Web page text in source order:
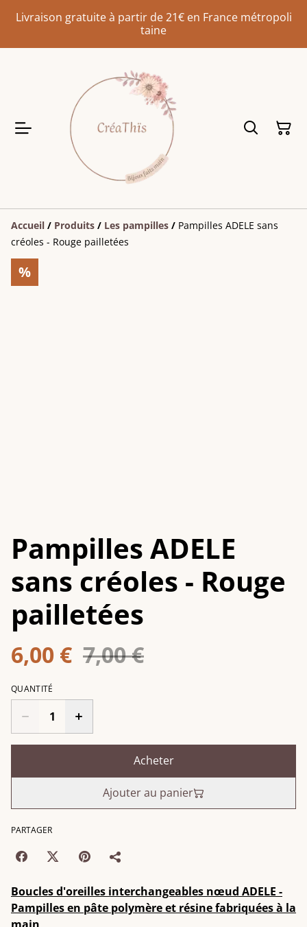
Livraison gratuite à partir de 21€ en France métropoli
taine
Accueil / Produits / Les pampilles / Pampilles ADELE sans
créoles - Rouge pailletées
%
Pampilles ADELE
sans créoles - Rouge
pailletées
6,00 € 7,00 €
QUANTITÉ
Acheter
Ajouter au panier
PARTAGER
Boucles d'oreilles interchangeables nœud ADELE -
Pampilles en pâte polymère et résine fabriquées à la